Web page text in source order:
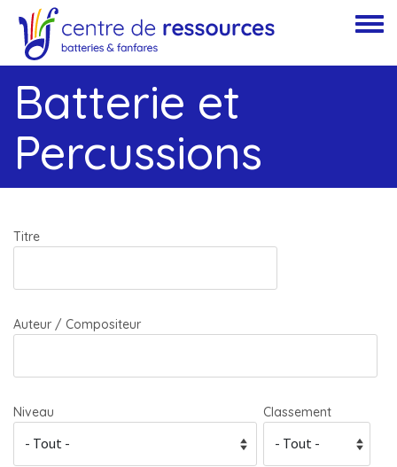
Aller au contenu principal
Toggle
Batterie et
Percussions
Titre
Auteur / Compositeur
Niveau Classement